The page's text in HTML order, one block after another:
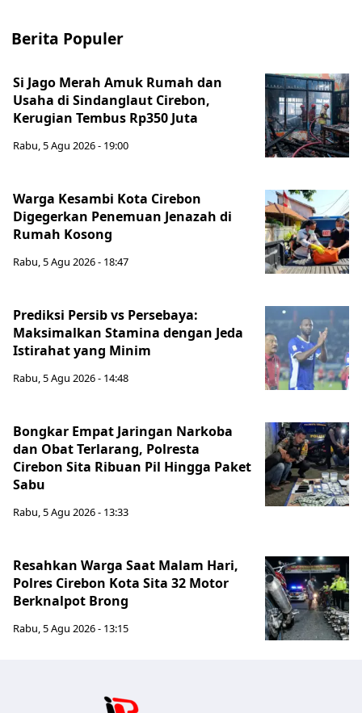
Berita Populer
Si Jago Merah Amuk Rumah dan
Usaha di Sindanglaut Cirebon,
Kerugian Tembus Rp350 Juta
Rabu, 5 Agu 2026 - 19:00
Warga Kesambi Kota Cirebon
Digegerkan Penemuan Jenazah di
Rumah Kosong
Rabu, 5 Agu 2026 - 18:47
Prediksi Persib vs Persebaya:
Maksimalkan Stamina dengan Jeda
Istirahat yang Minim
Rabu, 5 Agu 2026 - 14:48
Bongkar Empat Jaringan Narkoba
dan Obat Terlarang, Polresta
Cirebon Sita Ribuan Pil Hingga Paket
Sabu
Rabu, 5 Agu 2026 - 13:33
Resahkan Warga Saat Malam Hari,
Polres Cirebon Kota Sita 32 Motor
Berknalpot Brong
Rabu, 5 Agu 2026 - 13:15